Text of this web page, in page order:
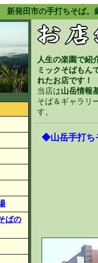
新発田市の手打ちそば
ばの
人生の楽園で紹
ミックそばもん
れたお店です！
当店は山岳情報
そば＆ギャラリ
す。
◆山岳手打ち